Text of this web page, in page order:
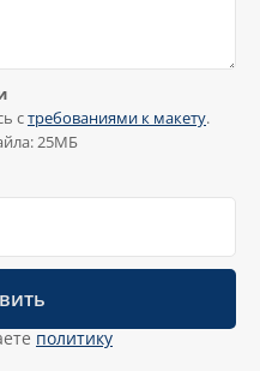
стребованиями к макету.
25МБ
политику